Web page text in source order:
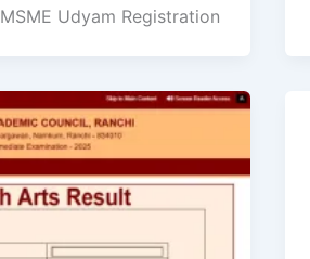
Udyam Registration